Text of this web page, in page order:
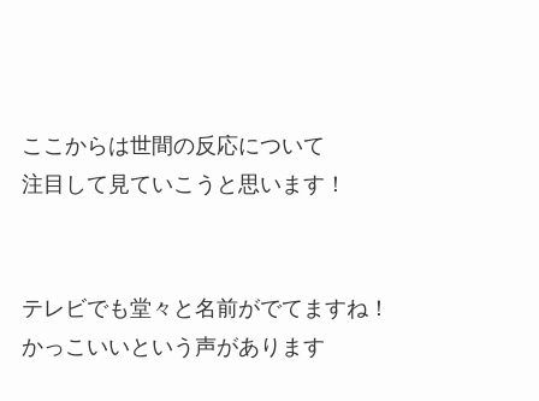
ここからは世間の反応について
注目して見ていこうと思います！
テレビでも堂々と名前がでてますね！
かっこいいという声があります